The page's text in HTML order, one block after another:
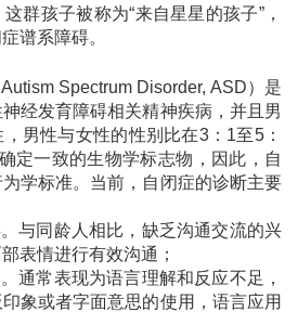
群孩子被称为“来自星星的孩子”，
谱系障碍。
Autism Spectrum Disorder, ASD）是
经发育障碍相关精神疾病，并且男
男性与女性的性别比在3： 1至5：
定一致的生物学标志物，因此，自
学标准。当前，自闭症的诊断主要
。与同龄人相比，缺乏沟通交流的兴
表情进行有效沟通；
。通常表现为语言理解和反应不足，
象或者字面意思的使用，语言应用